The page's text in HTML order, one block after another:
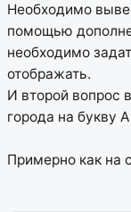
Необходимо
помощью
необходимо
отображать.
И второй вопрос
города на букву
Примерно как на